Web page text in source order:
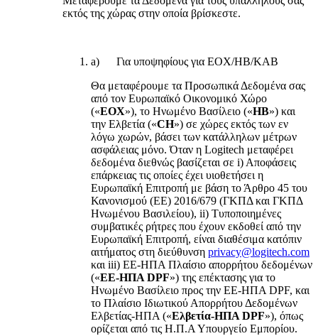
εκτός της χώρας στην οποία βρίσκεστε.
a) Για υποψηφίους για ΕΟΧ/ΗΒ/ΚΑΒ
Θα μεταφέρουμε τα Προσωπικά Δεδομένα σας
από τον Ευρωπαϊκό Οικονομικό Χώρο
(«ΕΟΧ»), το Ηνωμένο Βασίλειο («ΗΒ») και
την Ελβετία («CH») σε χώρες εκτός των εν
λόγω χωρών, βάσει των κατάλληλων μέτρων
ασφάλειας μόνο. Όταν η Logitech μεταφέρει
δεδομένα διεθνώς βασίζεται σε i) Αποφάσεις
επάρκειας τις οποίες έχει υιοθετήσει η
Ευρωπαϊκή Επιτροπή με βάση το Άρθρο 45 του
Κανονισμού (ΕΕ) 2016/679 (ΓΚΠΔ και ΓΚΠΔ
Ηνωμένου Βασιλείου), ii) Τυποποιημένες
συμβατικές ρήτρες που έχουν εκδοθεί από την
Ευρωπαϊκή Επιτροπή, είναι διαθέσιμα κατόπιν
αιτήματος στη διεύθυνση privacy@logitech.com
και iii) ΕΕ-ΗΠΑ Πλαίσιο απορρήτου δεδομένων
(«ΕΕ-ΗΠΑ DPF») της επέκτασης για το
Ηνωμένο Βασίλειο προς την ΕΕ-ΗΠΑ DPF, και
το Πλαίσιο Ιδιωτικού Απορρήτου Δεδομένων
Ελβετίας-ΗΠΑ («Ελβετία-ΗΠΑ DPF»), όπως
ορίζεται από τις Η.Π.Α Υπουργείο Εμπορίου.